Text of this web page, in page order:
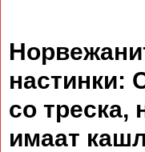
настинки:
со треска,
имаат